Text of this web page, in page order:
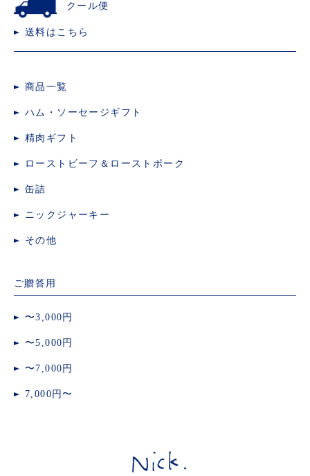
クール便
送料はこちら
商品一覧
ハム・ソーセージギフト
精肉ギフト
ローストビーフ＆ローストポーク
缶詰
ニックジャーキー
その他
ご贈答用
〜3,000円
〜5,000円
〜7,000円
7,000円〜